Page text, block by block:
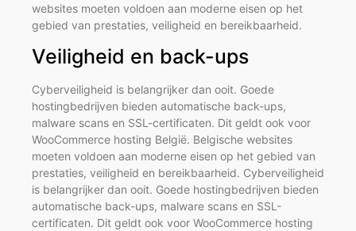
websites moeten voldoen aan moderne eisen op het
gebied van prestaties, veiligheid en bereikbaarheid.
Veiligheid en back-ups
Cyberveiligheid is belangrijker dan ooit. Goede
hostingbedrijven bieden automatische back-ups,
malware scans en SSL-certificaten. Dit geldt ook voor
WooCommerce hosting België. Belgische websites
moeten voldoen aan moderne eisen op het gebied van
prestaties, veiligheid en bereikbaarheid. Cyberveiligheid
is belangrijker dan ooit. Goede hostingbedrijven bieden
automatische back-ups, malware scans en SSL-
certificaten. Dit geldt ook voor WooCommerce hosting